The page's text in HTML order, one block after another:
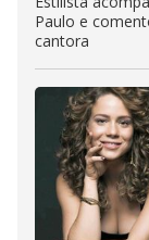
Paulo e
cantora